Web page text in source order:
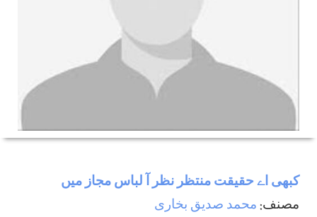
کبھی اے حقیقت منتظر نظر آ لباس مجاز میں
مصنف: محمد صدیق بخاری